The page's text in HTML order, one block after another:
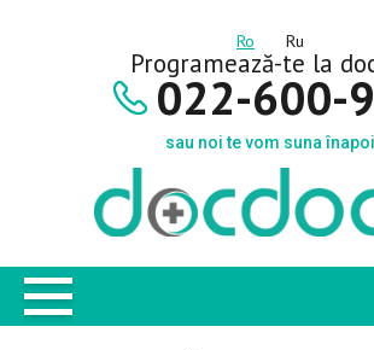
Ro Ru
Programează-te la
022-600-
sau noi te vom suna înapoi